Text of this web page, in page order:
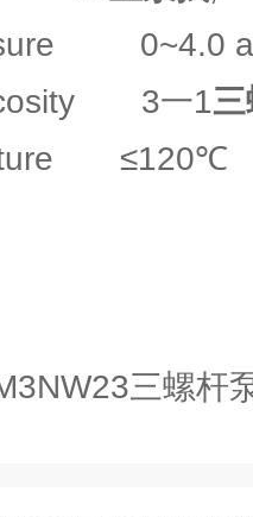
0~4.0 a
3一1
≤120℃
三螺杆